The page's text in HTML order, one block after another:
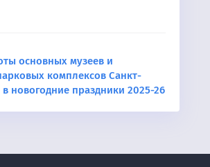
основных музеев и
комплексов Санкт-
в новогодние праздники 2025-26